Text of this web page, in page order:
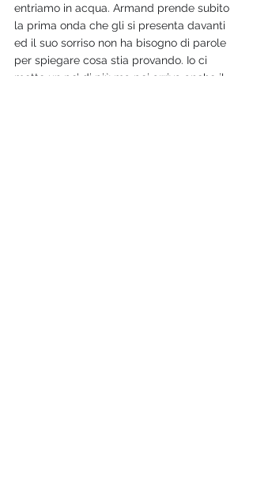
entriamo in acqua. Armand prende subito
la prima onda che gli si presenta davanti
ed il suo sorriso non ha bisogno di parole
per spiegare cosa stia provando. Io ci
metto un po’ di più ma poi arriva anche il